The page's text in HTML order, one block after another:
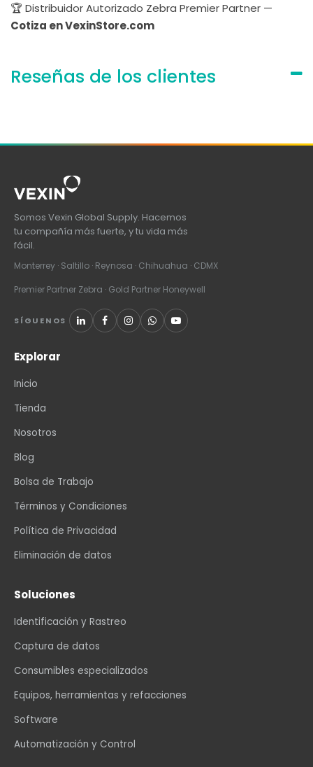
🏆 Distribuidor Autorizado Zebra Premier Partner —
Cotiza en VexinStore.com
Reseñas de los clientes
Somos Vexin Global Supply. Hacemos
tu compañía más fuerte, y tu vida más
fácil.
Monterrey · Saltillo · Reynosa · Chihuahua · CDMX
Premier Partner Zebra · Gold Partner Honeywell
SÍGUENOS
Explorar
Inicio
Tienda
Nosotros
Blog
Bolsa de Trabajo
Términos y Condiciones
Política de Privacidad
Eliminación de datos
Soluciones
Identificación y Rastreo
Captura de datos
Consumibles especializados
Equipos, herramientas y refacciones
Software
Automatización y Control